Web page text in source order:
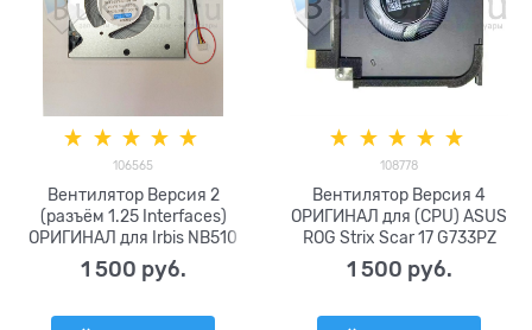
106565
Вентилятор Версия 2
(разъём 1.25 Interfaces)
ОРИГИНАЛ для Irbis NB510
NB515 / FRBBY V16 Pro ,
Echips Pro , Teclast F15 /
1 500 руб.
108778
Вентилятор Версия 4
ОРИГИНАЛ для (CPU) ASUS
ROG Strix Scar 17 G733PZ
G733PY G733PYV G733 серии
FCN DFSCL42P06593J FQTH
1 500 руб.